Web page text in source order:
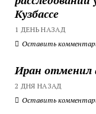
Кузбассе
1 ДЕНЬ НАЗАД
Оставить
Иран отменил
2 ДНЯ НАЗАД
Оставить